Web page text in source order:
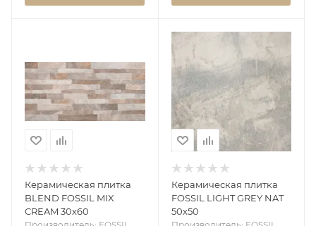
Керамическая плитка
BLEND FOSSIL MIX
CREAM 30x60
Керамическая плитка
FOSSIL LIGHT GREY NAT
50x50